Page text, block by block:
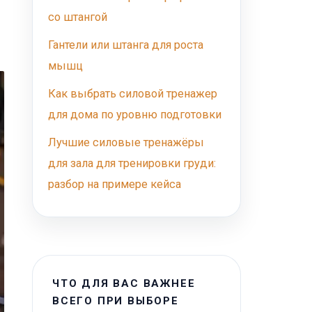
со штангой
Гантели или штанга для роста
мышц
Как выбрать силовой тренажер
для дома по уровню подготовки
Лучшие силовые тренажёры
для зала для тренировки груди:
разбор на примере кейса
ЧТО ДЛЯ ВАС ВАЖНЕЕ
ВСЕГО ПРИ ВЫБОРЕ